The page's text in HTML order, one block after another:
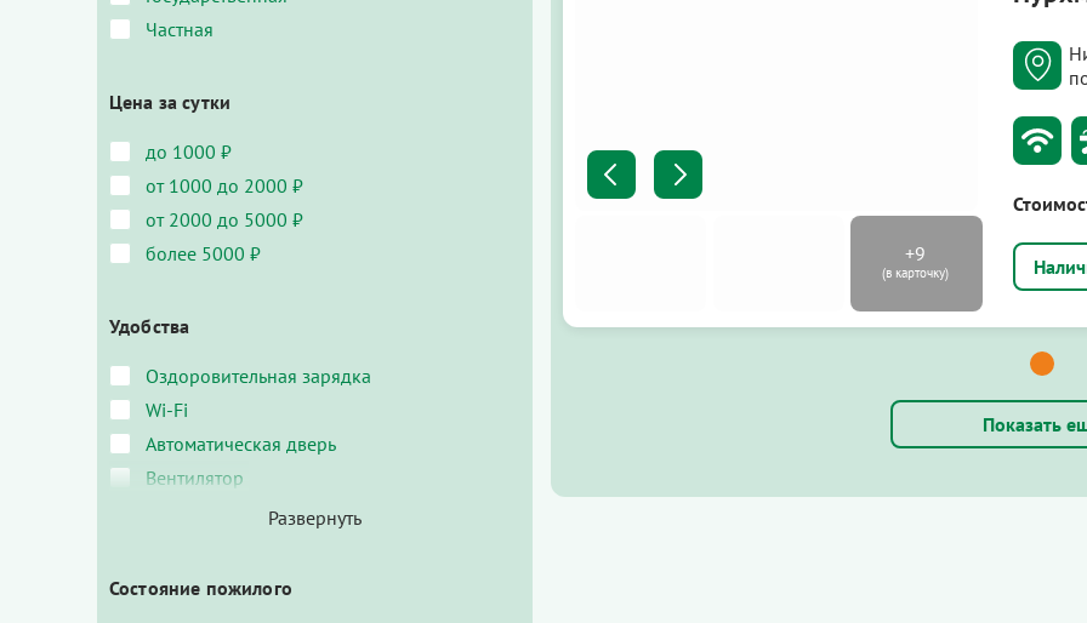
Показать
Частная
Цена за сутки
до 1000 ₽
от 1000 до 2000 ₽
от 2000 до 5000 ₽
более 5000 ₽
Удобства
Оздоровительная зарядка
Wi-Fi
Автоматическая дверь
Вентилятор
Состояние пожилого